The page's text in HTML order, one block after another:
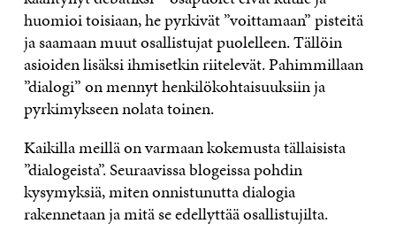
huomioi toisiaan, he pyrkivät ”voittamaan” pisteitä
ja saamaan muut osallistujat puolelleen. Tällöin
asioiden lisäksi ihmisetkin riitelevät. Pahimmillaan
”dialogi” on mennyt henkilökohtaisuuksiin ja
pyrkimykseen nolata toinen.
Kaikilla meillä on varmaan kokemusta tällaisista
”dialogeista”. Seuraavissa blogeissa pohdin
kysymyksiä, miten onnistunutta dialogia
rakennetaan ja mitä se edellyttää osallistujilta.